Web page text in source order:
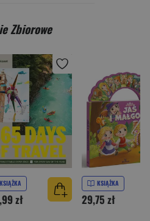
Zbiorowe
KSIĄŻKA
zł
KSIĄŻKA
29,75 zł